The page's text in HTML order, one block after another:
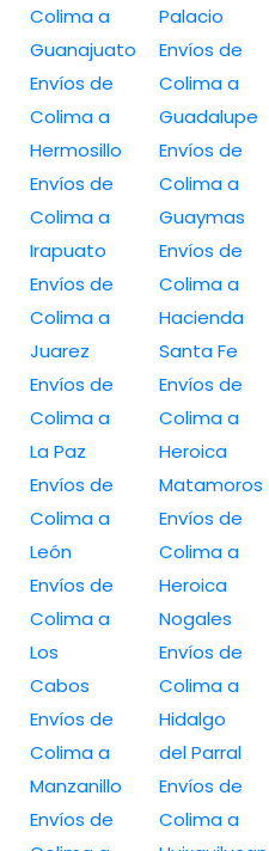
Colima a
Guanajuato
Envíos de
Colima a
Hermosillo
Envíos de
Colima a
Irapuato
Envíos de
Colima a
Juarez
Envíos de
Colima a
La Paz
Envíos de
Colima a
León
Envíos de
Colima a
Los
Cabos
Envíos de
Colima a
Manzanillo
Envíos de
Palacio
Envíos de
Colima a
Guadalupe
Envíos de
Colima a
Guaymas
Envíos de
Colima a
Hacienda
Santa Fe
Envíos de
Colima a
Heroica
Matamoros
Envíos de
Colima a
Heroica
Nogales
Envíos de
Colima a
Hidalgo
del Parral
Envíos de
Colima a